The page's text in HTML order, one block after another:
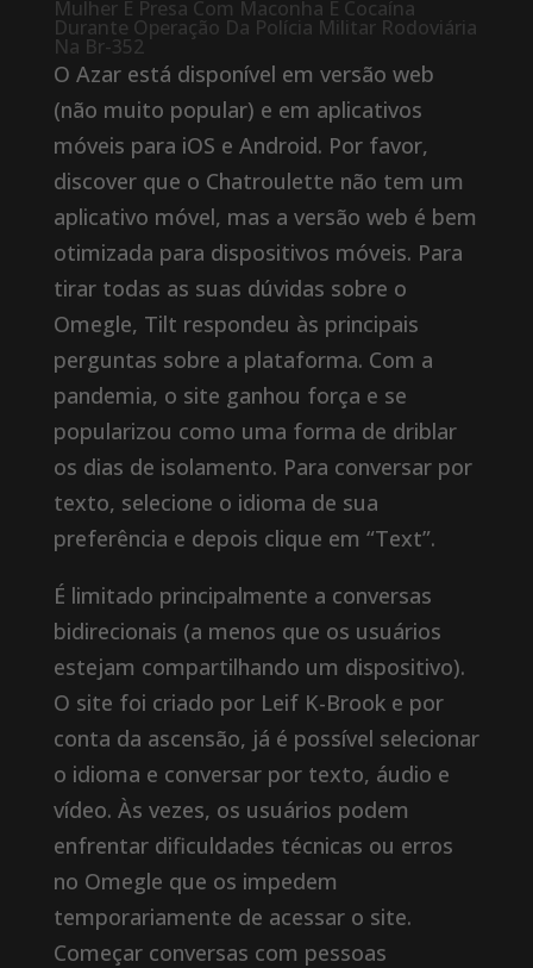
Mulher É Presa Com Maconha E Cocaína
Durante Operação Da Polícia Militar Rodoviária
Na Br-352
O Azar está disponível em versão web
(não muito popular) e em aplicativos
móveis para iOS e Android. Por favor,
discover que o Chatroulette não tem um
aplicativo móvel, mas a versão web é bem
otimizada para dispositivos móveis. Para
tirar todas as suas dúvidas sobre o
Omegle, Tilt respondeu às principais
perguntas sobre a plataforma. Com a
pandemia, o site ganhou força e se
popularizou como uma forma de driblar
os dias de isolamento. Para conversar por
texto, selecione o idioma de sua
preferência e depois clique em “Text”.
É limitado principalmente a conversas
bidirecionais (a menos que os usuários
estejam compartilhando um dispositivo).
O site foi criado por Leif K-Brook e por
conta da ascensão, já é possível selecionar
o idioma e conversar por texto, áudio e
vídeo. Às vezes, os usuários podem
enfrentar dificuldades técnicas ou erros
no Omegle que os impedem
temporariamente de acessar o site.
Começar conversas com pessoas